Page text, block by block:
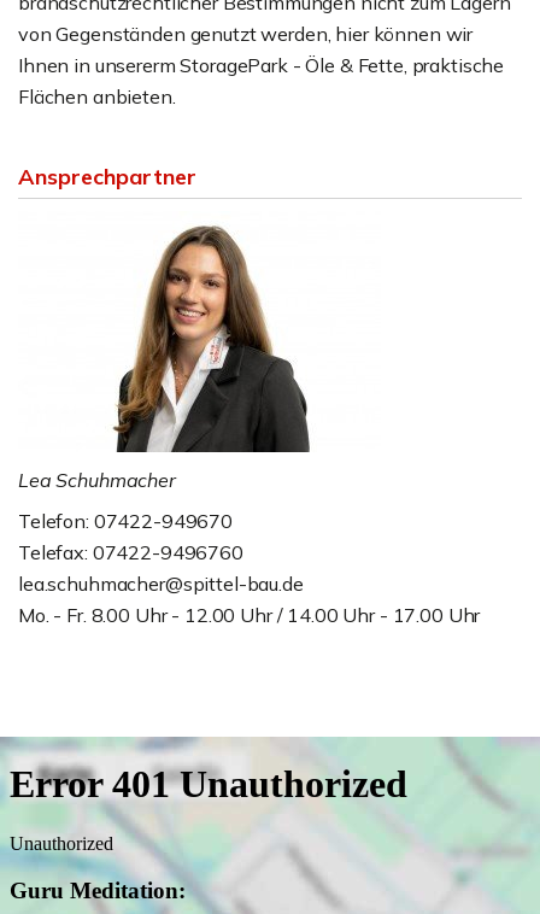
von Gegenständen genutzt werden, hier können wir
Ihnen in unsererm StoragePark - Öle & Fette, praktische
Flächen anbieten.
Ansprechpartner
Lea Schuhmacher
Telefon: 07422-949670
Telefax: 07422-9496760
lea.schuhmacher@spittel-bau.de
Mo. - Fr. 8.00 Uhr - 12.00 Uhr / 14.00 Uhr - 17.00 Uhr